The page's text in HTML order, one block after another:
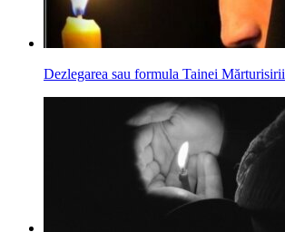
Dezlegarea sau formula Tainei Mărturisirii